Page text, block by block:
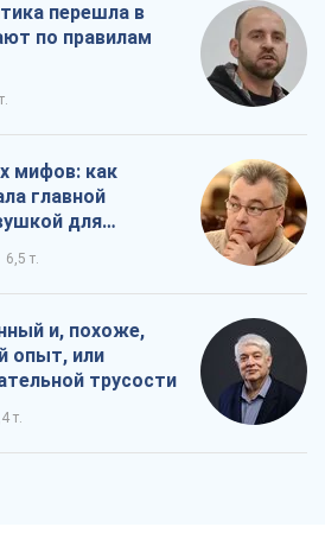
перешла в
по правилам
мифов: как
главной
для
6,5 т.
и, похоже,
опыт, или
трусости
т.